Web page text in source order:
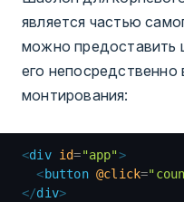
является частью
можно предоставить
его непосредственно
монтирования:
<div id="app">
  <
button @click=
</div>